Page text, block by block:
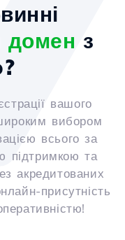
домен з
вашого
вибором
всього за
підтримкою та
акредитованих
присутність